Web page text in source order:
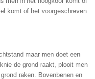
komt of het voorgeschreven
maar men doet een
de grond raakt, plooit men
raken. Bovenbenen en